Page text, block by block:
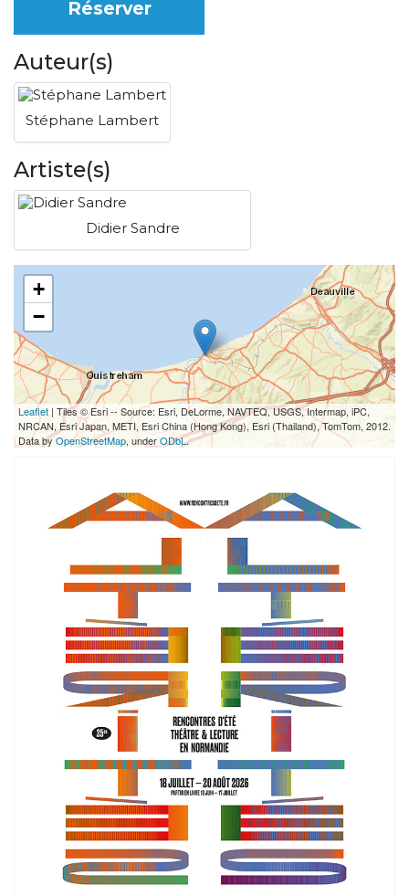
Réserver
Auteur(s)
Stéphane Lambert
Artiste(s)
Didier Sandre
+
−
Leaflet | Tiles © Esri -- Source: Esri, DeLorme, NAVTEQ, USGS, Intermap, iPC,
NRCAN, Esri Japan, METI, Esri China (Hong Kong), Esri (Thailand), TomTom, 2012.
Data byOpenStreetMap, underODbL.